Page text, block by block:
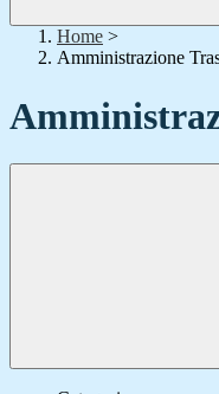
Home >
Amministrazione